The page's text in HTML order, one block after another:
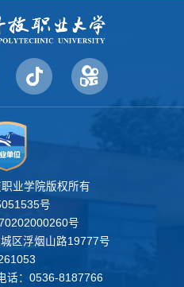
业学院版权所有
号
号
区浮烟山路19777号
话：0536-8187766